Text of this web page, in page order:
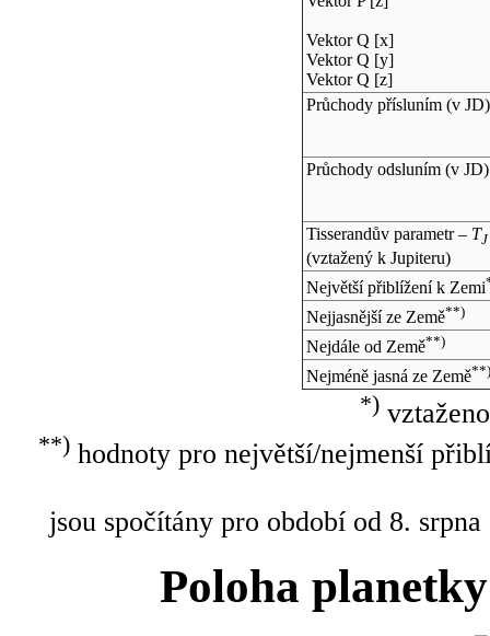
Vektor Q [x]
Vektor Q [y]
Vektor Q [z]
Průchody přísluním (v JD)
Průchody odsluním (v JD)
Tisserandův parametr – TJ
(vztažený k Jupiteru)
Největší přiblížení k Zemi
Nejjasnější ze Země**)
Nejdále od Země**)
Nejméně jasná ze Země**)
*)
**)hodnoty pro největší/nejmenší
jsou spočítány pro období od 8.
Poloha